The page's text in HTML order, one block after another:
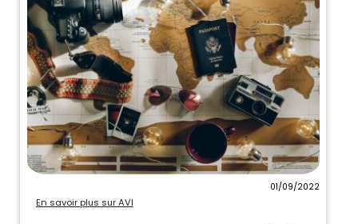
01/09/2022
En savoir plus sur AVI